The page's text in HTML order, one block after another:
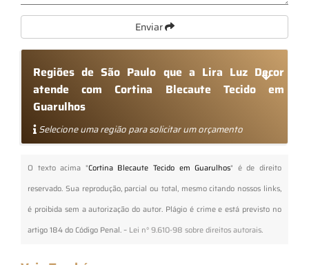
Enviar
Regiões de São Paulo que a Lira Luz Decor
atende com Cortina Blecaute Tecido em
Guarulhos
Selecione uma região para solicitar um orçamento
O texto acima "Cortina Blecaute Tecido em Guarulhos" é de direito
reservado. Sua reprodução, parcial ou total, mesmo citando nossos links,
é proibida sem a autorização do autor. Plágio é crime e está previsto no
artigo 184 do Código Penal. – Lei n° 9.610-98 sobre direitos autorais.